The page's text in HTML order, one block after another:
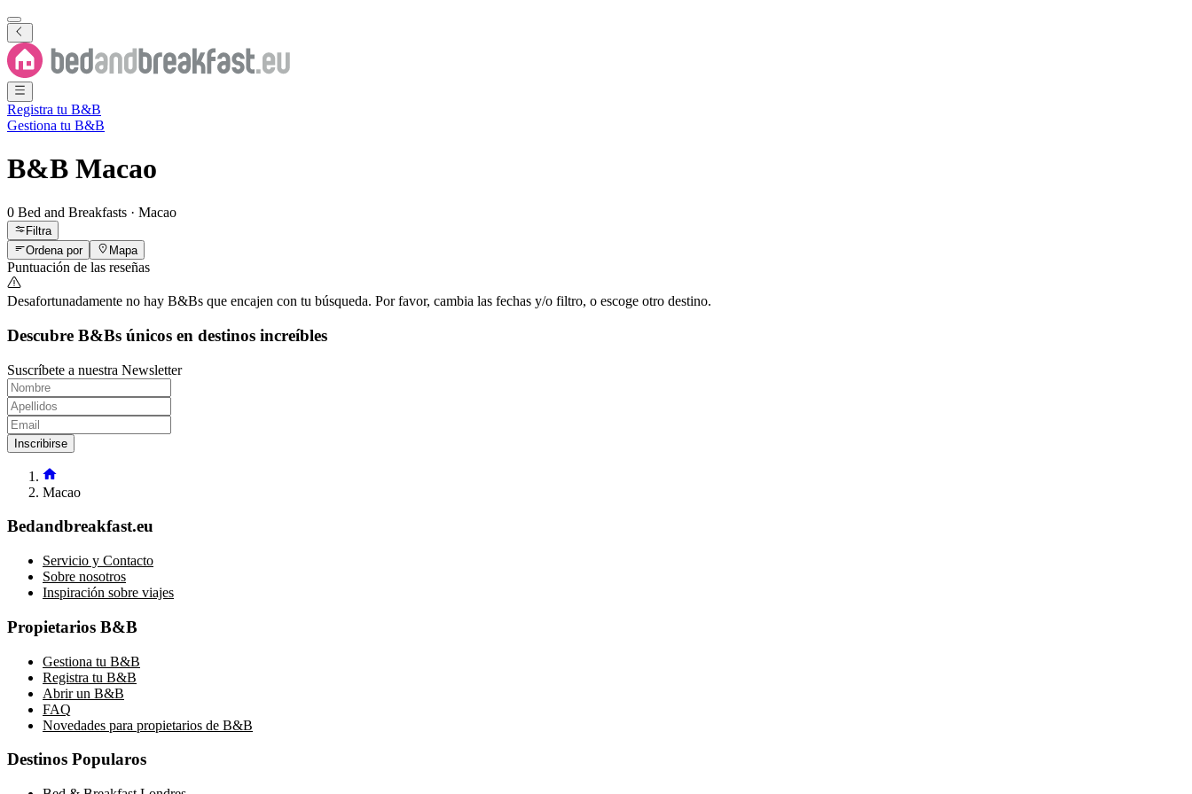
Registra tu B&B
Gestiona tu B&B
B&B Macao
0 Bed and Breakfasts · Macao
Filtra
Ordena por
Mapa
Puntuación de las reseñas
Desafortunadamente no hay B&Bs que encajen con tu búsqueda. Por favor, cambia las fechas y/o filtro, o escoge otro destino.
Descubre B&Bs únicos en destinos increíbles
Suscríbete a nuestra Newsletter
Inscribirse
Macao
Bedandbreakfast.eu
Servicio y Contacto
Sobre nosotros
Inspiración sobre viajes
Propietarios B&B
Gestiona tu B&B
Registra tu B&B
Abrir un B&B
FAQ
Novedades para propietarios de B&B
Destinos Popularos